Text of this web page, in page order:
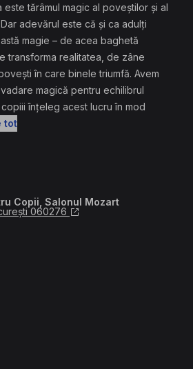
este tărâmul magic al poveștilor și al
adevărul este că și ca adulți
magie – de acea baghetă
transforma realitatea, de zâne
în care binele triumfă. Avem
magică pentru echilibrul
înțeleg acest lucru în mod
tot
Copii, Salonul Mozart
060276